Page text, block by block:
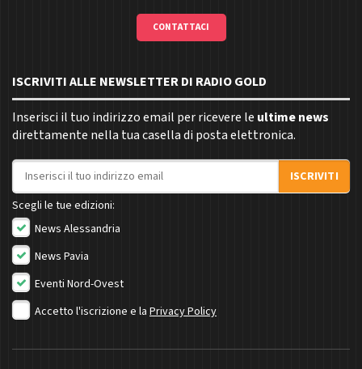
CONTATTACI
ISCRIVITI ALLE NEWSLETTER DI RADIO GOLD
Inserisci il tuo indirizzo email per ricevere le ultime news
direttamente nella tua casella di posta elettronica.
Indirizzo email
ISCRIVITI
Scegli le tue edizioni:
News Alessandria
News Pavia
Eventi Nord-Ovest
Accetto l'iscrizione e la Privacy Policy